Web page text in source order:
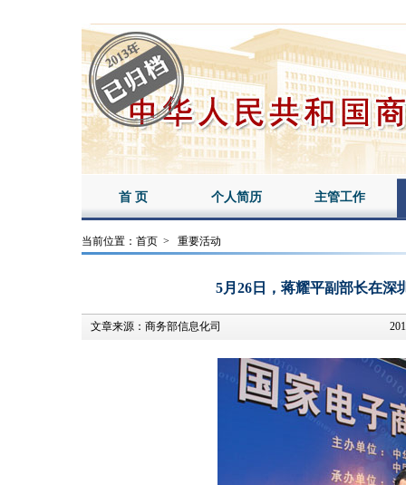
首 页 个人简历 主管工作
当前位置： 首页 > 重要活动
5月26日，蒋耀平副部长在深
文章来源： 商务部信息化司